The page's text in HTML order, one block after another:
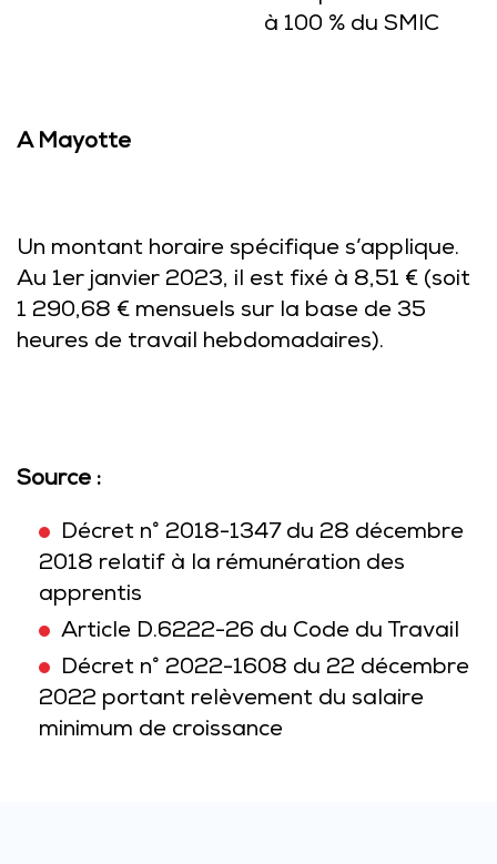
à 100 % du SMIC
A Mayotte
Un montant horaire spécifique s’applique.
Au 1er janvier 2023, il est fixé à 8,51 € (soit
1 290,68 € mensuels sur la base de 35
heures de travail hebdomadaires).
Source :
Décret n° 2018-1347 du 28 décembre
2018 relatif à la rémunération des
apprentis
Article D.6222-26 du Code du Travail
Décret n° 2022-1608 du 22 décembre
2022 portant relèvement du salaire
minimum de croissance